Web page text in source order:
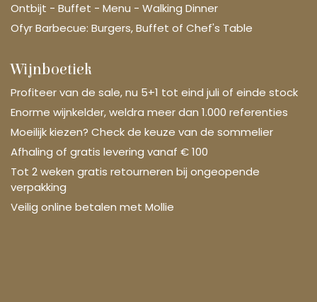
Ontbijt - Buffet - Menu - Walking Dinner
Ofyr Barbecue: Burgers, Buffet of Chef's Table
Wijnboetiek
Profiteer van de sale, nu 5+1 tot eind juli of einde stock
Enorme wijnkelder, weldra meer dan 1.000 referenties
Moeilijk kiezen? Check de keuze van de sommelier
Afhaling of gratis levering vanaf € 100
Tot 2 weken gratis retourneren bij ongeopende
verpakking
Veilig online betalen met Mollie